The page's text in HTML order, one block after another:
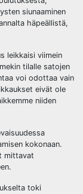
siunaaminen
häpeällistä,
leikkaisi viimein
tilalle satojen
voi odottaa vain
eivät ole
niiden
kokonaan.
mittavat
toki